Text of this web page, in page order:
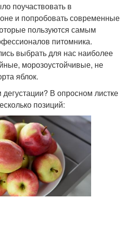
поучаствовать в
и попробовать современные
пользуются самым
питомника.
выбрать для нас наиболее
морозоустойчивые, не
яблок.
В опросном листке
позиций: